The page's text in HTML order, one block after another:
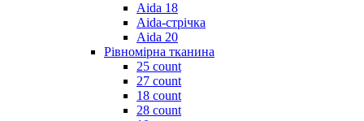
Aida 18
Aida-стрічка
Aida 20
Рівномірна тканина
25 count
27 count
18 count
28 count